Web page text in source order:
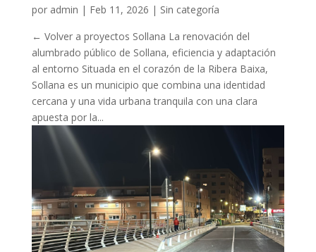
por admin | Feb 11, 2026 | Sin categoría
← Volver a proyectos Sollana La renovación del
alumbrado público de Sollana, eficiencia y adaptación
al entorno Situada en el corazón de la Ribera Baixa,
Sollana es un municipio que combina una identidad
cercana y una vida urbana tranquila con una clara
apuesta por la...